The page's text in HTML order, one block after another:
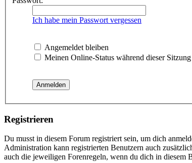
Ich habe mein Passwort vergessen
Angemeldet bleiben
Meinen Online-Status während dieser
Registrieren
Du musst in diesem Forum registriert sein, um dich
Administration kann registrierten Benutzern auch
auch die jeweiligen Forenregeln, wenn du dich in diesem